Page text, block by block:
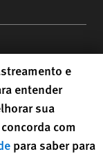
| New York,
in the US
e
entender
sua
com
para saber para